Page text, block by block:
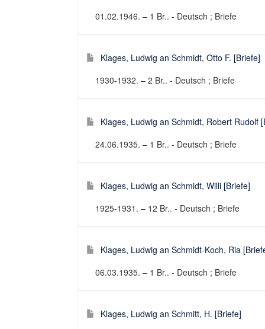
01.02.1946. – 1 Br.. - Deutsch ; Briefe
Klages, Ludwig an Schmidt, Otto F. [Briefe]
1930-1932. – 2 Br.. - Deutsch ; Briefe
Klages, Ludwig an Schmidt, Robert Rudolf
24.06.1935. – 1 Br.. - Deutsch ; Briefe
Klages, Ludwig an Schmidt, Willi [Briefe]
1925-1931. – 12 Br.. - Deutsch ; Briefe
Klages, Ludwig an Schmidt-Koch, Ria
06.03.1935. – 1 Br.. - Deutsch ; Briefe
Klages, Ludwig an Schmitt, H. [Briefe]